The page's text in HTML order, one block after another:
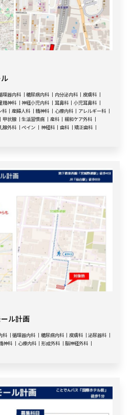
環器内科 糖尿病内科 内分泌内科
皮膚科
精神科 神経小児内科 耳鼻科
小児耳鼻科
科 産婦人科 精神科 心療内科
アレルギー科
甲状腺 生活習慣病 産科
緩和ケア外科
腺外科 ペイン 神経科 歯科
矯正歯科
ル計画
科 循環器内科 糖尿病内科 皮膚科
泌尿器科
神科 心療内科 形成外科
脳神経外科